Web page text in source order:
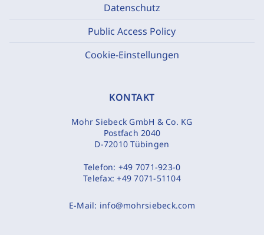
Datenschutz
Public Access Policy
Cookie-Einstellungen
KONTAKT
Mohr Siebeck GmbH & Co. KG
Postfach 2040
D-72010 Tübingen
Telefon: +49 7071-923-0
Telefax:+49 7071-51104
E-Mail: info@mohrsiebeck.com